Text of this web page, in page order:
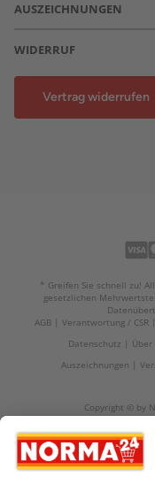
AUSZEICHNUNGEN
WIDERRUF
Vertrag widerrufen
* Greifen Sie schnell zu!
gesetzlichen
AGB
Verantwortung / CSR
Datenschutz
Über
Auszeichnungen
Copyright © by